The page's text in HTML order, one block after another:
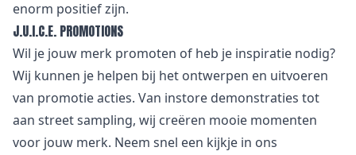
enorm positief zijn.
J.U.I.C.E. PROMOTIONS
Wil je jouw merk promoten of heb je inspiratie nodig?
Wij kunnen je helpen bij het ontwerpen en uitvoeren
van promotie acties. Van instore demonstraties tot
aan street sampling, wij creëren mooie momenten
voor jouw merk. Neem snel een kijkje in ons